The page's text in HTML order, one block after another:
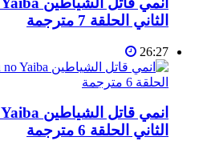
الثاني الحلقة 7 مترجمة
26:27
الثاني الحلقة 6 مترجمة